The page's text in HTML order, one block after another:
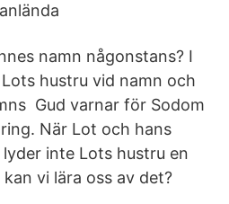
namn någonstans? I
hustru vid namn och
Gud varnar för Sodom
När Lot och hans
inte Lots hustru en
vi lära oss av det?